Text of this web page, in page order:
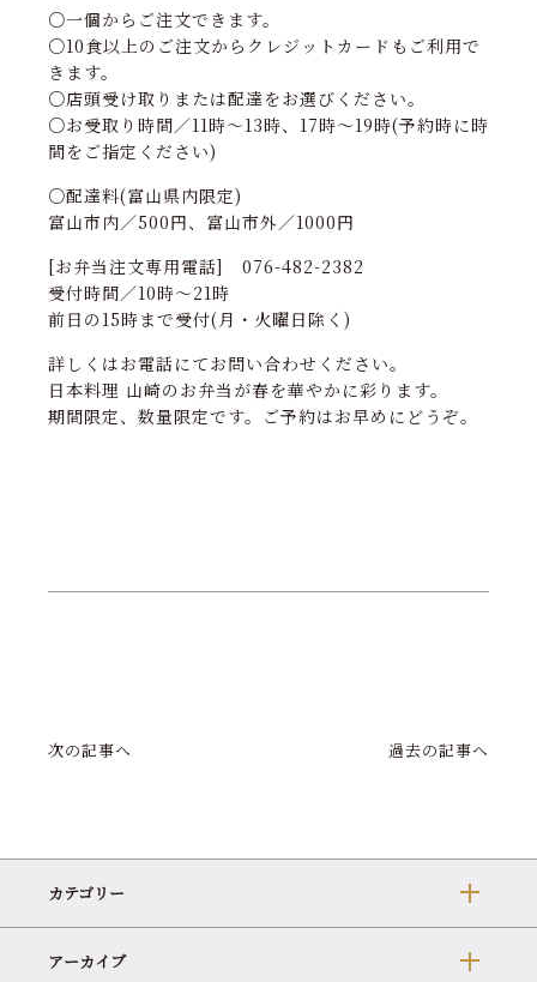
○一個からご注文できます。
○10食以上のご注文からクレジットカードもご利用で
きます。
○店頭受け取りまたは配達をお選びください。
○お受取り時間／11時～13時、17時～19時(予約時に時
間をご指定ください)
○配達料(富山県内限定)
富山市内／500円、富山市外／1000円
[お弁当注文専用電話] 076-482-2382
受付時間／10時～21時
前日の15時まで受付(月・火曜日除く)
詳しくはお電話にてお問い合わせください。
日本料理 山崎のお弁当が春を華やかに彩ります。
期間限定、数量限定です。ご予約はお早めにどうぞ。
次の記事へ 過去の記事へ
カテゴリー
アーカイブ